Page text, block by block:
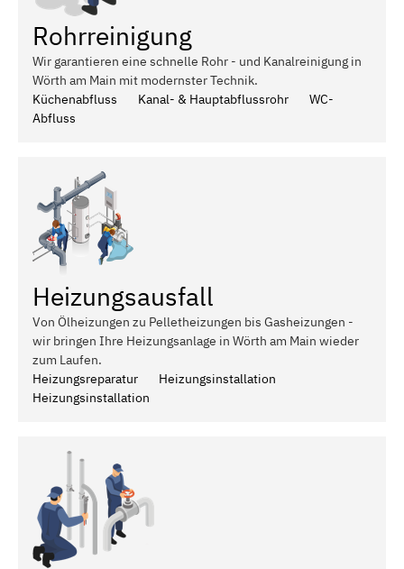
Rohrreinigung
Wir garantieren eine schnelle Rohr - und Kanalreinigung in
Wörth am Main mit modernster Technik.
Küchenabfluss
Kanal- & Hauptabflussrohr
WC-
Abfluss
Heizungsausfall
Von Ölheizungen zu Pelletheizungen bis Gasheizungen -
wir bringen Ihre Heizungsanlage in Wörth am Main wieder
zum Laufen.
Heizungsreparatur
Heizungsinstallation
Heizungsinstallation